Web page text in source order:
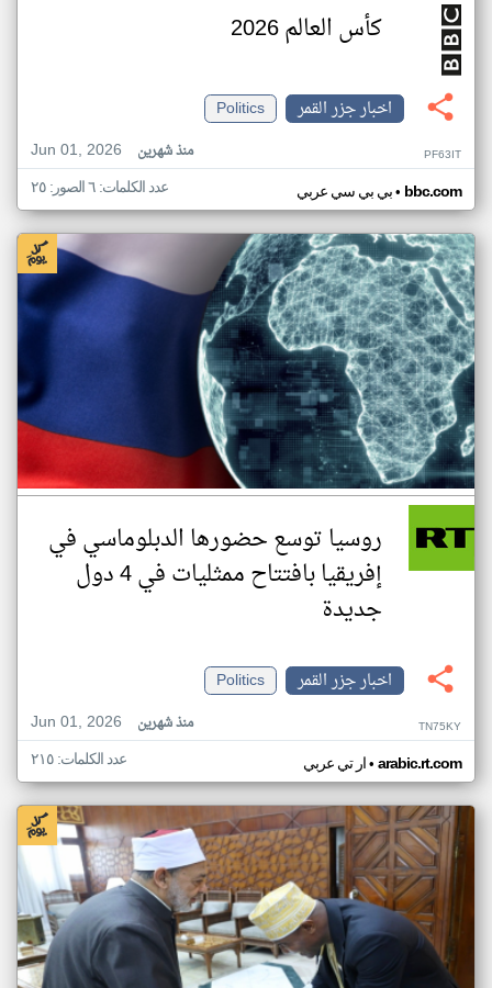
كأس العالم 2026
اخبار جزر القمر
Politics
Jun 01, 2026
منذ شهرين PF63IT
بي بي سي عربي• bbc.com عدد الكلمات: ٦ الصور: ٢٥
روسيا توسع حضورها الدبلوماسي في
إفريقيا بافتتاح ممثليات في 4 دول
جديدة
اخبار جزر القمر
Politics
Jun 01, 2026
منذ شهرين TN75KY
ار تي عربي• arabic.rt.com عدد الكلمات: ٢١٥